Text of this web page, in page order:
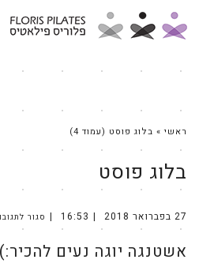
ראשי » בלוג פוסט (עמוד 4)
בלוג פוסט
27 בפברואר 2018 16:53 סגור
אשטנגה יוגה נעים